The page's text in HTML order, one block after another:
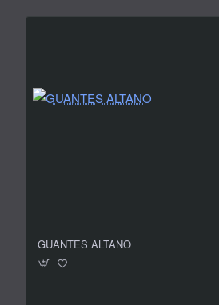
GUANTES ALTANO